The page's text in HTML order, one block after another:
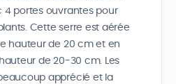
4 portes ouvrantes pour
Cette serre est aérée
hauteur de 20 cm et en
de 20-30 cm. Les
apprécié et la